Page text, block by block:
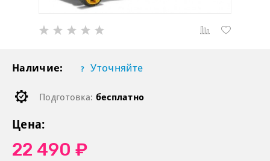
Наличие: Уточняйте
Подготовка: бесплатно
Цена:
22 490 ₽